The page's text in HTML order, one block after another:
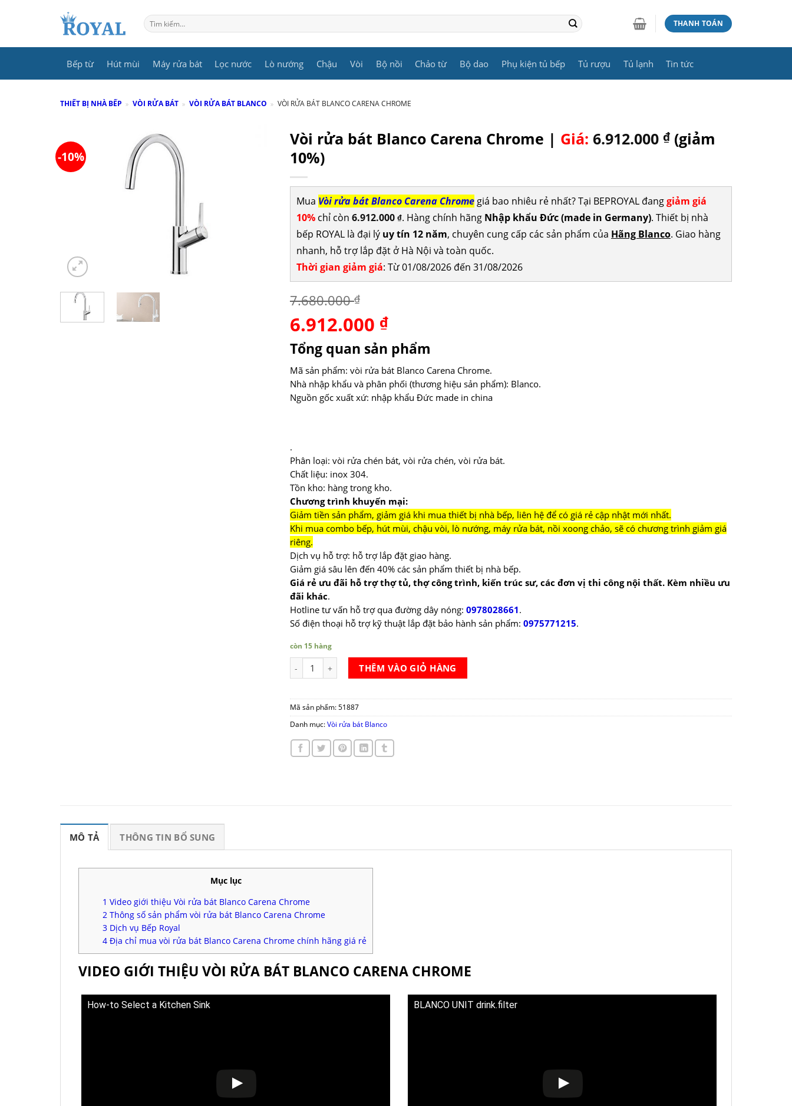
Tìm
kiếm:
THANH TOÁN
Bếp từ Hút mùi Máy rửa bát Lọc nước Lò nướng Chậu Vòi Bộ nồi Chảo từ Bộ dao Phụ kiện tủ bếp Tủ rượu Tủ lạnh Tin tức
THIẾT BỊ NHÀ BẾP » VÒI RỬA BÁT » VÒI RỬA BÁT BLANCO » VÒI RỬA BÁT BLANCO CARENA CHROME
-10%
Vòi rửa bát Blanco Carena Chrome | Giá: 6.912.000 ₫(giảm
10%)
Mua Vòi rửa bát Blanco Carena Chromegiá bao nhiêu rẻ nhất? Tại BEPROYAL đanggiảm giá
10%chỉ còn 6.912.000 ₫. Hàng chính hãng Nhập khẩu Đức (made in Germany). Thiết bị nhà
bếp ROYAL là đại lý uy tín 12 năm, chuyên cung cấp các sản phẩm của Hãng Blanco. Giao hàng
nhanh, hỗ trợ lắp đặt ở Hà Nội và toàn quốc.
Thời gian giảm giá: Từ 01/08/2026 đến 31/08/2026
7.680.000₫
Giá
gốc
là:
7.680.000 ₫.
6.912.000 ₫Giá
tại
là:
6.912.000 ₫.
Tổng quan sản phẩm
Mã sản phẩm: vòi rửa bát Blanco Carena Chrome.
Nhà nhập khẩu và phân phối (thương hiệu sản phẩm): Blanco.
Nguồn gốc xuất xứ: nhập khẩu Đức made in china
.
Phân loại: vòi rửa chén bát, vòi rửa chén, vòi rửa bát.
Chất liệu: inox 304.
Tồn kho: hàng trong kho.
Chương trình khuyến mại:
Giảm tiền sản phẩm, giảm giá khi mua thiết bị nhà bếp, liên hệ để có giá rẻ cập nhật mới nhất.
Khi mua combo bếp, hút mùi, chậu vòi, lò nướng, máy rửa bát, nồi xoong chảo, sẽ có chương trình giảm giá
riêng.
Dịch vụ hỗ trợ: hỗ trợ lắp đặt giao hàng.
Giảm giá sâu lên đến 40% các sản phẩm thiết bị nhà bếp.
Giá rẻ ưu đãi hỗ trợ thợ tủ, thợ công trình, kiến trúc sư, các đơn vị thi công nội thất. Kèm nhiều ưu
đãi khác.
Hotline tư vấn hỗ trợ qua đường dây nóng: 0978028661.
Số điện thoại hỗ trợ kỹ thuật lắp đặt bảo hành sản phẩm: 0975771215.
còn 15 hàng
Vòi rửa bát Blanco Carena Chrome số lượng
THÊM VÀO GIỎ HÀNG
Mã sản phẩm: 51887
Danh mục: Vòi rửa bát Blanco
MÔ TẢ THÔNG TIN BỔ SUNG
Mục lục
1 Video giới thiệu Vòi rửa bát Blanco Carena Chrome
2 Thông số sản phẩm vòi rửa bát Blanco Carena Chrome
3 Dịch vụ Bếp Royal
4 Địa chỉ mua vòi rửa bát Blanco Carena Chrome chính hãng giá rẻ
VIDEO GIỚI THIỆU VÒI RỬA BÁT BLANCO CARENA CHROME
How-to Select a Kitchen Sink BLANCO UNIT drink.filter